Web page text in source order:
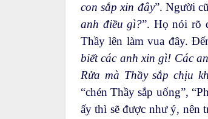
con sắp xin đây”. Người
anh điều gì?”. Họ nói rõ
Thầy lên làm vua đây.
biết các anh xin gì! Các
Rửa mà Thầy sắp chịu
“chén Thầy sắp uống”,
ấy thì sẽ được như ý, nên